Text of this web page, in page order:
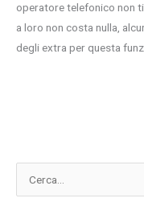
operatore telefonico non
a loro non costa nulla,
degli extra per questa
e